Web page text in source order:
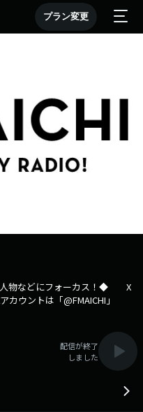
プラン変更
人物などにフォーカス！◆ X
ウントは「@FMAICHI」
配信が終了
しました